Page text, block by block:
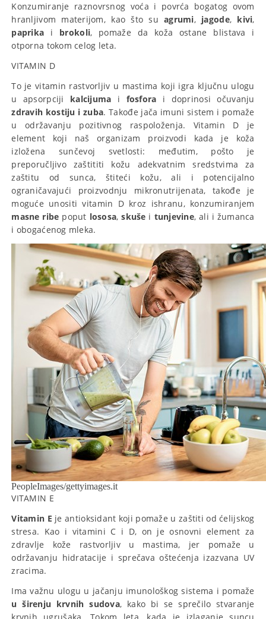
Konzumiranje raznovrsnog voća i povrća bogatog ovom
hranljivom materijom, kao što suagrumi, jagode, kivi,
paprika i brokoli, pomaže da koža ostane blistava i
otporna tokom celog leta.
VITAMIN D
To je vitamin rastvorljiv u mastima koji igra ključnu ulogu
u apsorpciji kalcijuma i fosfora i doprinosi očuvanju
zdravih kostiju i zuba. Takođe jača imuni sistem i pomaže
u održavanju pozitivnog raspoloženja. Vitamin D je
element koji naš organizam proizvodi kada je koža
izložena sunčevoj svetlosti: međutim, pošto je
preporučljivo zaštititi kožu adekvatnim sredstvima za
zaštitu od sunca, štiteći kožu, ali i potencijalno
ograničavajući proizvodnju mikronutrijenata, takođe je
moguće unositi vitamin D kroz ishranu, konzumiranjem
masne ribe poput lososa,skuše i tunjevine, ali i žumanca
i obogaćenog mleka.
PeopleImages/gettyimages.it
VITAMIN E
Vitamin E je antioksidant koji pomaže u zaštiti od ćelijskog
stresa. Kao i vitamini C i D, on je osnovni element za
zdravlje kože rastvorljiv u mastima, jer pomaže u
održavanju hidratacije i sprečava oštećenja izazvana UV
zracima.
Ima važnu ulogu u jačanju imunološkog sistema i pomaže
u širenju krvnih sudova, kako bi se sprečilo stvaranje